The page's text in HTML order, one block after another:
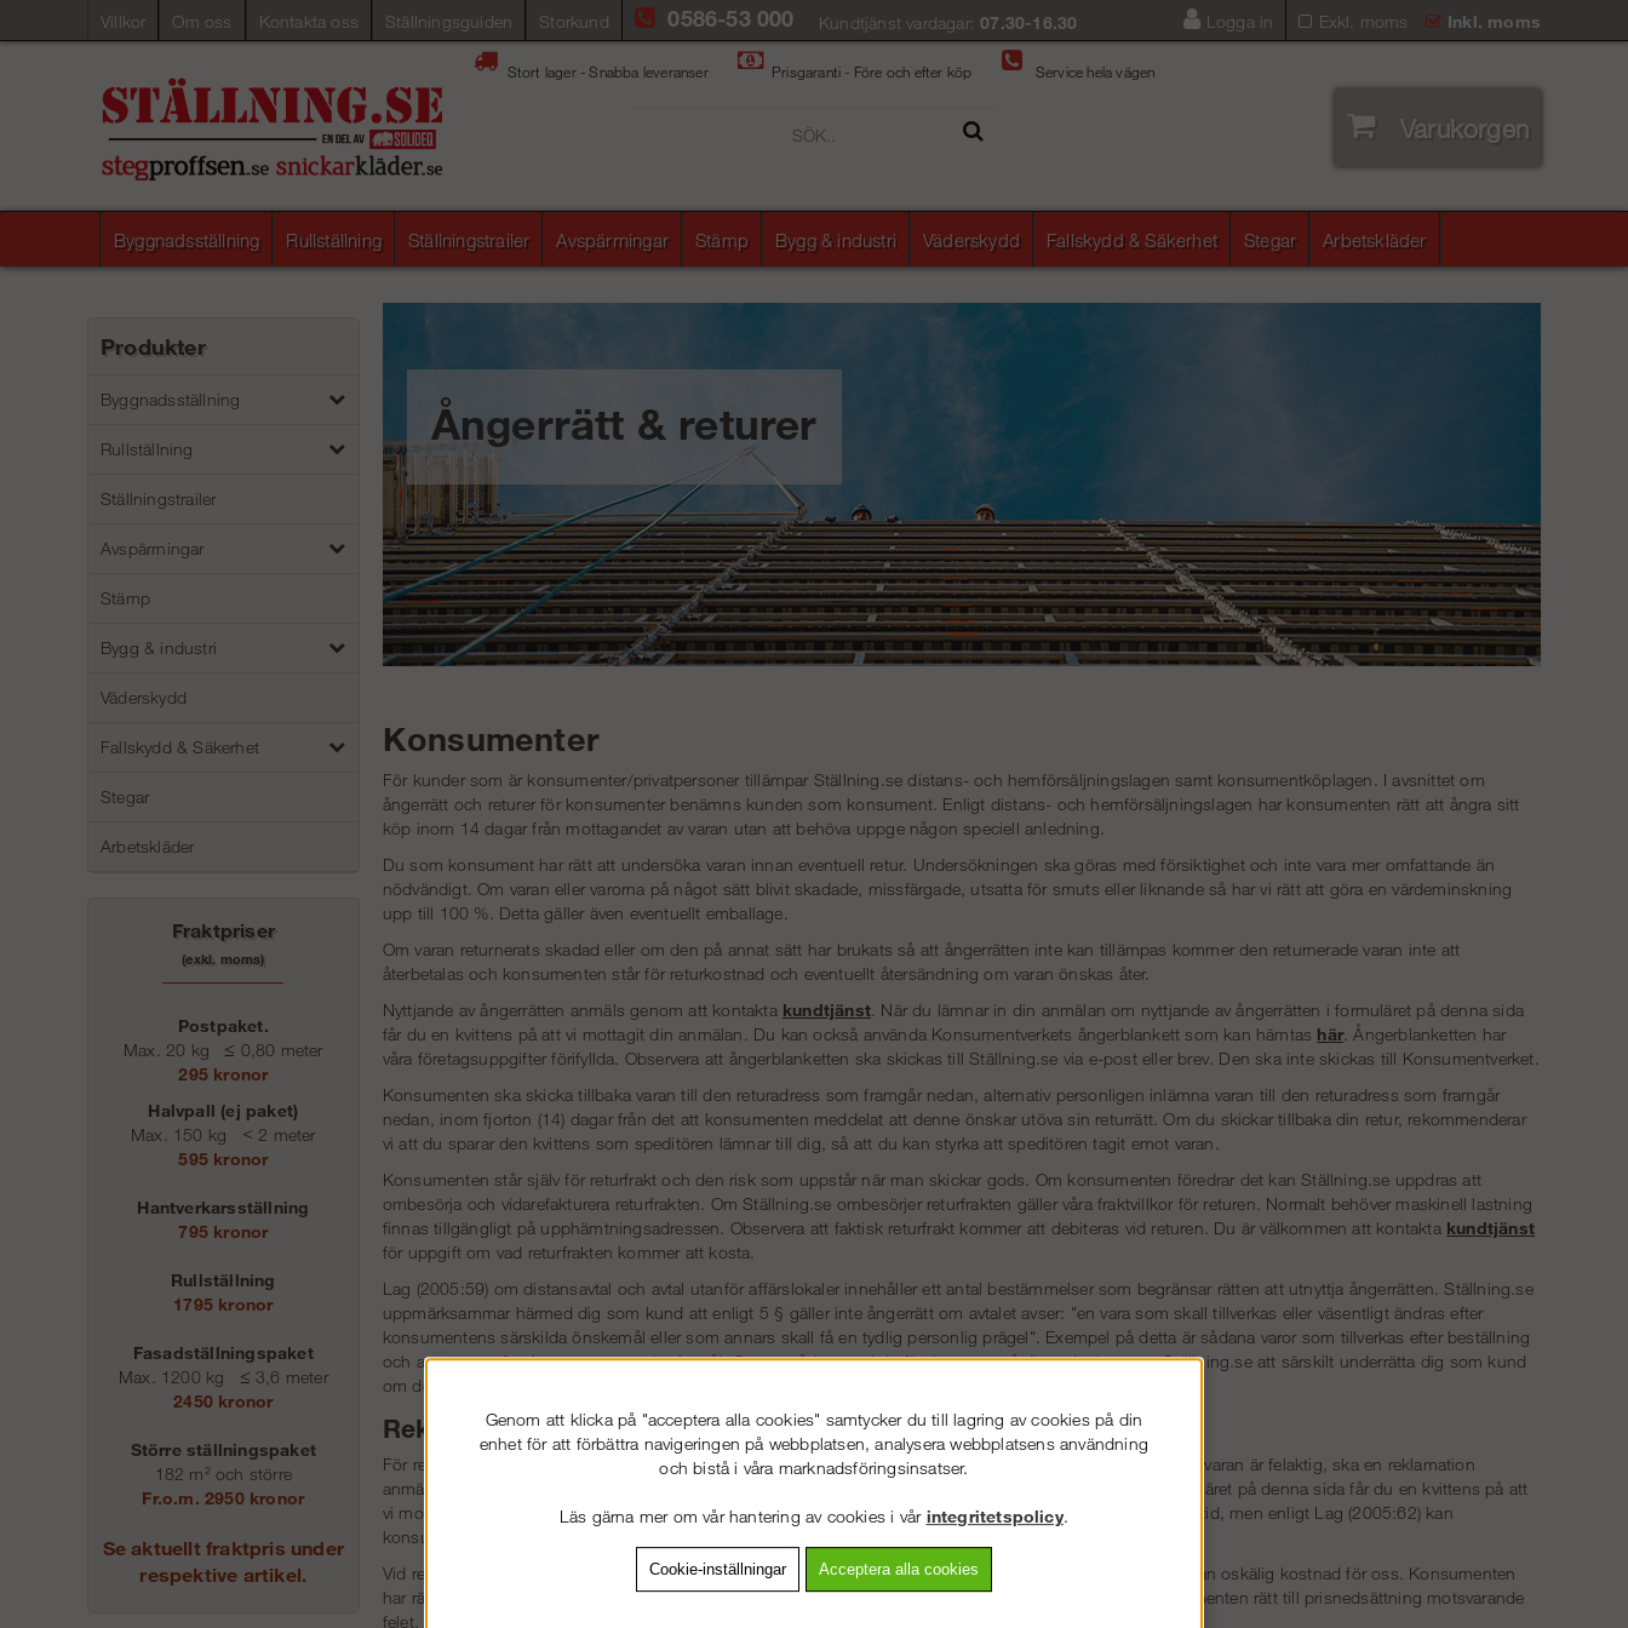
Villkor Om oss Kontakta oss Ställningsguiden Storkund Exkl. moms Inkl. moms
0586-53 000 Kundtjänst vardagar:07.30-16.30 Logga in
Stort lager - Snabba leveranser Prisgaranti - Före och efter köp Service hela vägen
Varukorgen
Byggnadsställning Rullställning Ställningstrailer Avspärrningar Stämp Bygg & industri Väderskydd Fallskydd & Säkerhet Stegar Arbetskläder
Produkter
Byggnadsställning
Rullställning
Ställningstrailer
Avspärrningar
Stämp
Bygg & industri
Väderskydd
Fallskydd & Säkerhet
Stegar
Arbetskläder
Fraktpriser
(exkl. moms)
Postpaket.
Max. 20 kg
≤ 0,80 meter
295 kronor
Halvpall (ej paket)
Max. 150 kg < 2 meter
595 kronor
Hantverkarsställning
795 kronor
Rullställning
1795 kronor
Fasadställningspaket
Max. 1200 kg
≤ 3,6 meter
2450 kronor
Större ställningspaket
182 m² och större
Fr.o.m. 2950 kronor
Se aktuellt fraktpris under
respektive artikel.
Ångerrätt & returer
Konsumenter
För kunder som är konsumenter/privatpersoner tillämpar Ställning.se distans- och hemförsäljningslagen samt konsumentköplagen. I avsnittet om
ångerrätt och returer för konsumenter benämns kunden som konsument. Enligt distans- och hemförsäljningslagen har konsumenten rätt att ångra sitt
köp inom 14 dagar från mottagandet av varan utan att behöva uppge någon speciell anledning.
Du som konsument har rätt att undersöka varan innan eventuell retur. Undersökningen ska göras med försiktighet och inte vara mer omfattande än
nödvändigt. Om varan eller varorna på något sätt blivit skadade, missfärgade, utsatta för smuts eller liknande så har vi rätt att göra en värdeminskning
upp till 100 %. Detta gäller även eventuellt emballage.
Om varan returnerats skadad eller om den på annat sätt har brukats så att ångerrätten inte kan tillämpas kommer den returnerade varan inte att
återbetalas och konsumenten står för returkostnad och eventuellt återsändning om varan önskas åter.
Nyttjande av ångerrätten anmäls genom att kontakta kundtjänst . När du lämnar in din anmälan om nyttjande av ångerrätten i formuläret på denna sida
får du en kvittens på att vi mottagit din anmälan. Du kan också använda Konsumentverkets ångerblankett som kan hämtas här. Ångerblanketten har
våra företagsuppgifter förifyllda. Observera att ångerblanketten ska skickas till Ställning.se via e-post eller brev. Den ska inte skickas till Konsumentverket.
Konsumenten ska skicka tillbaka varan till den returadress som framgår nedan, alternativ personligen inlämna varan till den returadress som framgår
nedan, inom fjorton (14) dagar från det att konsumenten meddelat att denne önskar utöva sin returrätt. Om du skickar tillbaka din retur, rekommenderar
vi att du sparar den kvittens som speditören lämnar till dig, så att du kan styrka att speditören tagit emot varan.
Konsumenten står själv för returfrakt och den risk som uppstår när man skickar gods. Om konsumenten föredrar det kan Ställning.se uppdras att
ombesörja och vidarefakturera returfrakten. Om Ställning.se ombesörjer returfrakten gäller våra fraktvillkor för returen. Normalt behöver maskinell lastning
finnas tillgängligt på upphämtningsadressen. Observera att faktisk returfrakt kommer att debiteras vid returen. Du är välkommen att kontakta kundtjänst
för uppgift om vad returfrakten kommer att kosta.
Lag (2005:59) om distansavtal och avtal utanför affärslokaler innehåller ett antal bestämmelser som begränsar rätten att utnyttja ångerrätten. Ställning.se
uppmärksammar härmed dig som kund att enligt 5 § gäller inte ångerrätt om avtalet avser: "en vara som skall tillverkas eller väsentligt ändras efter
konsumentens särskilda önskemål eller som annars skall få en tydlig personlig prägel". Exempel på detta är sådana varor som tillverkas efter beställning
och anpassas efter konsumentens önskemål. Om en sådan produkt förekommer på din order kommer Ställning.se att särskilt underrätta dig som kund
om det.
Reklamation
För reklamationer tillämpar Ställning.se 23 § Konsumentköplag (1990:932). Om konsumenten upptäcker att varan är felaktig, ska en reklamation
anmälas genom att kontakta
. När du lämnar in din anmälan om nyttjande av ångerrätten i formuläret på denna sida får du en kvittens på att
vi mottagit din anmälan. Om du reklamerar inom två månader anses din reklamation alltid ha inkommit i rätt tid, men enligt Lag (2005:62) kan
konsumenten ha upp till tre års reklamationsfrist.
Vid reklamation har konsumenten rätt att kräva att Ställning.se avhjälper felet, men bara om detta kan ske utan oskälig kostnad för oss. Konsumenten
har rätt att hålla inne betalning i väntan på att Ställning.se avhjälper felet. Kan inte felet avhjälpas har konsumenten rätt till prisnedsättning motsvarande
felet. Om felet är av väsentlig betydelse, har konsumenten rätt att häva köpet.
Genom att klicka på "acceptera alla cookies" samtycker du till lagring av cookies på din
enhet för att förbättra navigeringen på webbplatsen, analysera webbplatsens användning
och bistå i våra marknadsföringsinsatser.
Läs gärna mer om vår hantering av cookies i vår integritetspolicy.
Cookie-inställningar Acceptera alla cookies